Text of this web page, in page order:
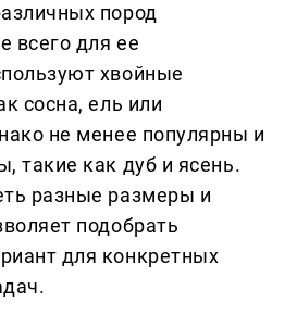
пород
всего для ее
хвойные
сосна, ель или
не менее популярны и
такие как дуб и ясень.
разные размеры и
подобрать
для конкретных